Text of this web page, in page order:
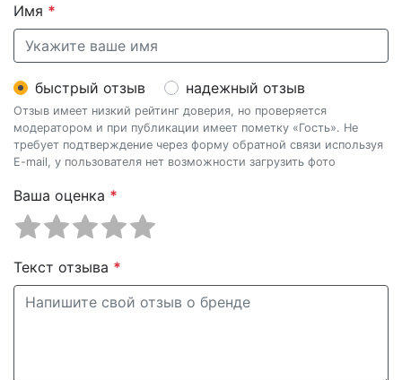
Имя *
быстрый отзыв надежный отзыв
Отзыв имеет низкий рейтинг доверия, но проверяется
модератором и при публикации имеет пометку «Гость». Не
требует подтверждение через форму обратной связи используя
E-mail, у пользователя нет возможности загрузить фото
Ваша оценка *
Текст отзыва *